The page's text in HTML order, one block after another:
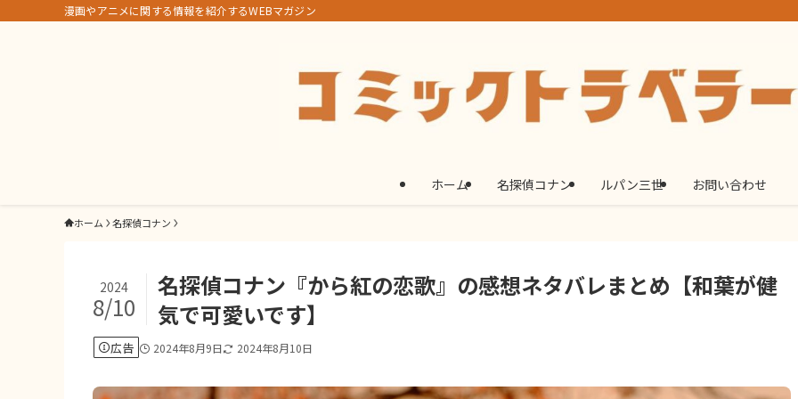
漫画やアニメに関する情報を紹介するWEBマガジン
ホーム 名探偵コナン ルパン三世 お問い合わせ
ホーム 名探偵コナン
名探偵コナン『から紅の恋歌』の感想ネタバレまとめ【和葉が健
気で可愛いです】
2024
8/10
広告 2024年8月9日 2024年8月10日